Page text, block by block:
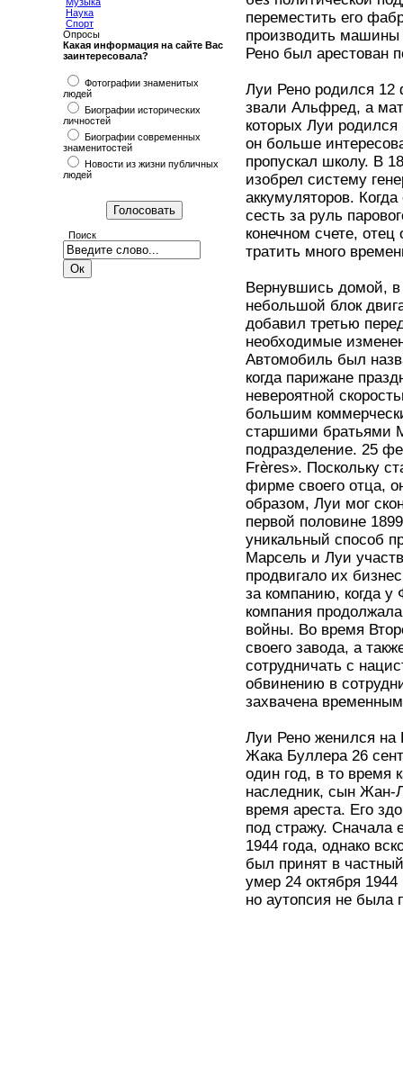
Наука
Спорт
Опросы
Какая информация на сайте Вас
заинтересовала?
Фотографии знаменитых
людей
Биографии исторических
личностей
Биографии современных
знаменитостей
Новости из жизни публичных
людей
Поиск
переместить его
производить
Рено был арестован
Луи Рено родился 12
звали Альфред, а
которых Луи
он больше
пропускал школу. В
изобрел систему
аккумуляторов.
сесть за руль
конечном счете,
тратить много
Вернувшись домой,
небольшой блок
добавил третью
необходимые
Автомобиль был
когда парижане
невероятной
большим
старшими братьями
подразделение. 25
Frères». Поскольку
фирме своего отца,
образом, Луи мог
первой половине
уникальный способ
Марсель и Луи
продвигало их
за компанию, когда у
компания
войны. Во время
своего завода, а
сотрудничать с
обвинению в
захвачена
Луи Рено женился на
Жака Буллера 26
один год, в то время
наследник, сын Жан-
время ареста. Его
под стражу. Сначала
1944 года, однако
был принят в
умер 24 октября
но аутопсия не была